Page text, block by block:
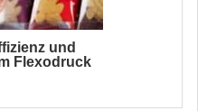
und
Flexodruck